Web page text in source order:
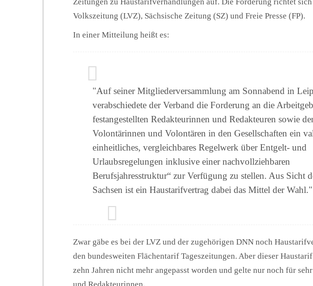
Volkszeitung (LVZ), Sächsische Zeitung (SZ) und Freie Presse (FP).
In einer Mitteilung heißt es:
"Auf seiner Mitgliederversammlung am Sonnabend in
verabschiedete der Verband die Forderung an die
festangestellten Redakteurinnen und Redakteuren sowie
Volontärinnen und Volontären in den Gesellschaften ein
einheitliches, vergleichbares Regelwerk über Entgelt- und
Urlaubsregelungen inklusive einer nachvollziehbaren
Berufsjahresstruktur“ zur Verfügung zu stellen. Aus Sicht
Sachsen ist ein Haustarifvertrag dabei das Mittel der Wahl."
Zwar gäbe es bei der LVZ und der zugehörigen DNN noch
den bundesweiten Flächentarif Tageszeitungen. Aber dieser
zehn Jahren nicht mehr angepasst worden und gelte nur noch für